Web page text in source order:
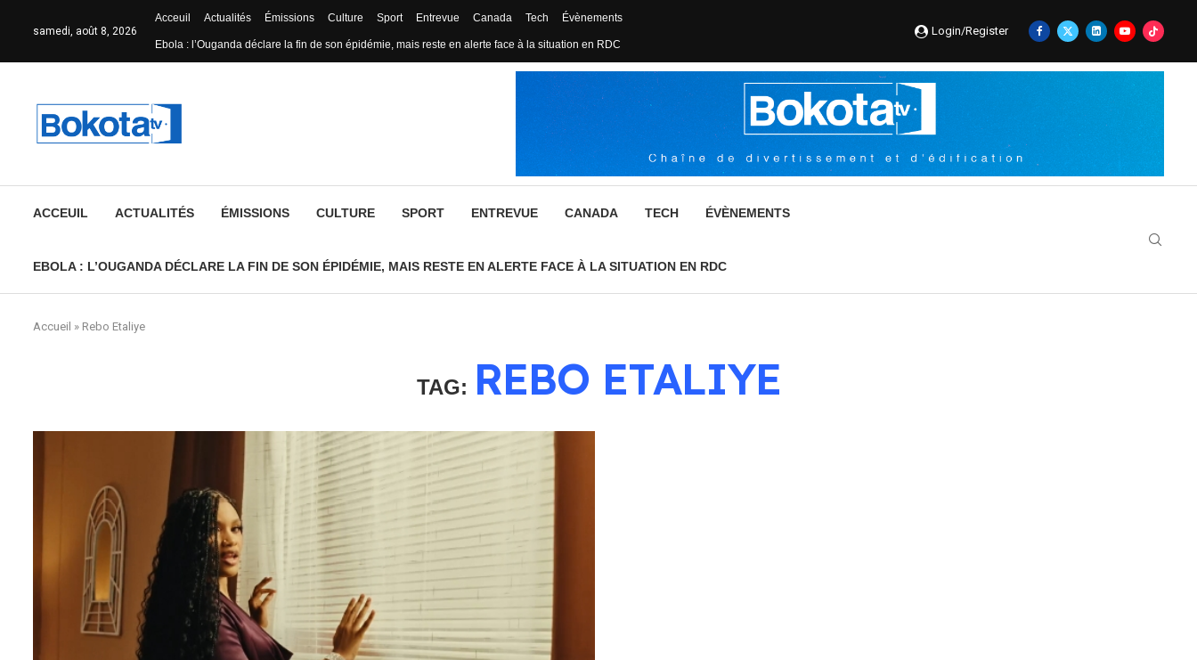
samedi, août 8, 2026
Acceuil Actualités Émissions Culture Sport Entrevue Canada Tech Évènements
Ebola : l’Ouganda déclare la fin de son épidémie, mais reste en alerte face à la situation en RDC
Login/Register
ACCEUIL ACTUALITÉS ÉMISSIONS CULTURE SPORT ENTREVUE CANADA TECH ÉVÈNEMENTS
EBOLA : L’OUGANDA DÉCLARE LA FIN DE SON ÉPIDÉMIE, MAIS RESTE EN ALERTE FACE À LA SITUATION EN RDC
Accueil » Rebo Etaliye
TAG: REBO ETALIYE